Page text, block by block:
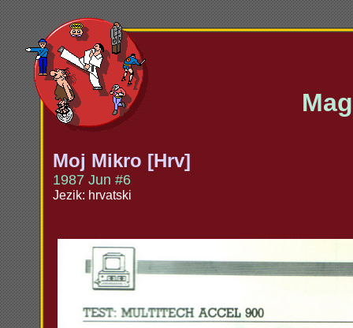
Moj Mikro [Hrv]
1987 Jun #6
Jezik: hrvatski